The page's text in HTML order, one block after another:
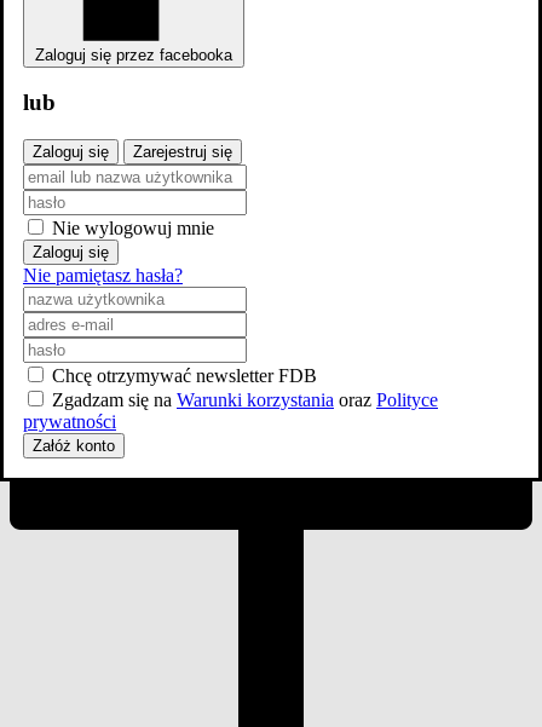
Opisy1
Zaloguj się przez facebooka
lub
Zaloguj się Zarejestruj się
Nie wylogowuj mnie
Zaloguj się
Nie pamiętasz hasła?
Chcę otrzymywać newsletter FDB
Zgadzam się na Warunki korzystania oraz Polityce
prywatności
Załóż konto